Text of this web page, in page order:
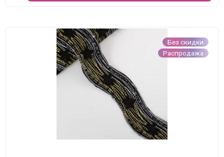
Без скидки
Распродажа